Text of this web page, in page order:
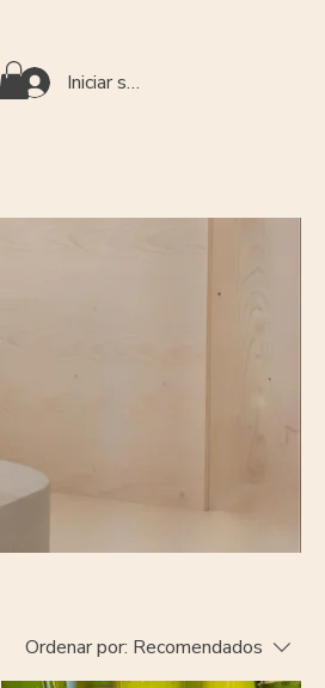
Iniciar sesión
Ordenar por: Recomendados